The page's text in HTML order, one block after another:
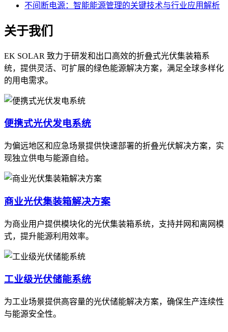
不间断电源：智能能源管理的关键技术与行业应用解析
关于我们
EK SOLAR 致力于研发和出口高效的折叠式光伏集装箱系
统，提供灵活、可扩展的绿色能源解决方案，满足全球多样化
的用电需求。
便携式光伏发电系统
为偏远地区和应急场景提供快速部署的折叠光伏解决方案，实
现独立供电与能源自给。
商业光伏集装箱解决方案
为商业用户提供模块化的光伏集装箱系统，支持并网和离网模
式，提升能源利用效率。
工业级光伏储能系统
为工业场景提供高容量的光伏储能解决方案，确保生产连续性
与能源安全性。